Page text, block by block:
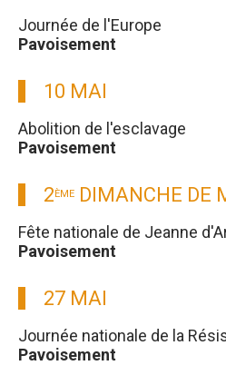
Journée de l'Europe
Pavoisement
10 MAI
Abolition de l'esclavage
Pavoisement
2ÈME DIMANCHE DE
Fête nationale de Jeanne
Pavoisement
27 MAI
Journée nationale de la
Pavoisement